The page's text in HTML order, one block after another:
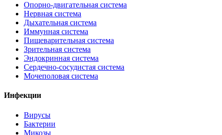
Опорно-двигательная система
Нервная система
Дыхательная система
Иммунная система
Пищеварительная система
Зрительная система
Эндокринная система
Сердечно-сосудистая система
Мочеполовая система
Инфекции
Вирусы
Бактерии
Микозы